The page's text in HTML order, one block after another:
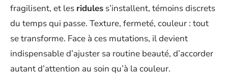
fragilisent, et les ridules s’installent, témoins discrets
du temps qui passe. Texture, fermeté, couleur : tout
se transforme. Face à ces mutations, il devient
indispensable d’ajuster sa routine beauté, d’accorder
autant d’attention au soin qu’à la couleur.